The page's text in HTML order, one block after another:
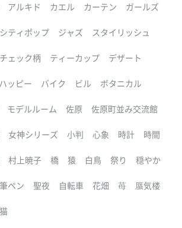
アルキド カエル カーテン ガールズ
シティポップ ジャズ スタイリッシュ
チェック柄 ティーカップ デザート
ハッピー バイク ビル ボタニカル
モデルルーム 佐原 佐原町並み交流館
女神シリーズ 小判 心象 時計 時間
村上暁子 橋 猿 白鳥 祭り 穏やか
筆ペン 聖夜 自転車 花畑 苺 蜃気楼